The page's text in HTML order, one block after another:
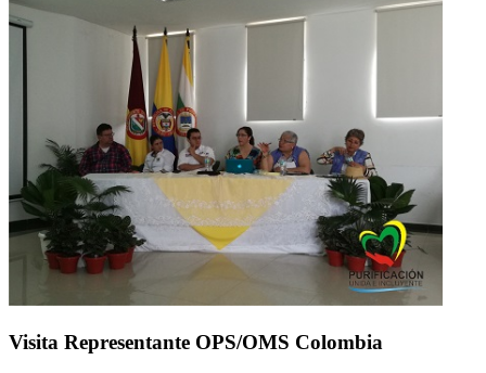
Visita Representante OPS/OMS Colombia